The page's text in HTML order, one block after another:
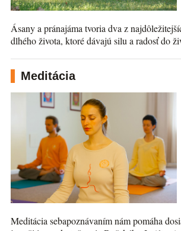
Ásany a pránajáma tvoria dva z
dlhého života, ktoré dávajú silu a radosť do
Meditácia
Meditácia sebapoznávaním nám pomáha